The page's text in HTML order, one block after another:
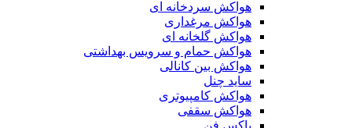
هواکش سردخانه ای
هواکش مرغداری
هواکش گلخانه ای
هواکش حمام و سرویس بهداشتی
هواکش بین کانالی
ساید چنل
هواکش کامپیوتری
هواکش سقفی